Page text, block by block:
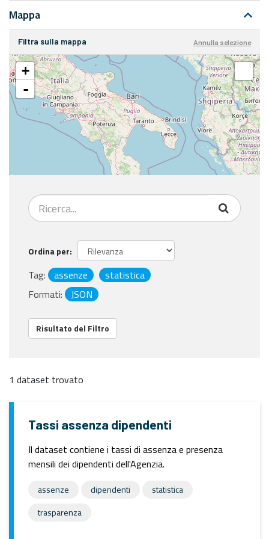
Mappa
Filtra sulla mappa Annulla selezione
+
-
Ordina per
Tag: assenze
statistica
Formati:
JSON
Risultato del Filtro
1 dataset trovato
Tassi assenza dipendenti
Il dataset contiene i tassi di assenza e presenza
mensili dei dipendenti dell'Agenzia.
assenze dipendenti
statistica
trasparenza